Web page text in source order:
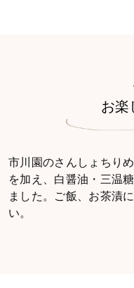
お楽
市川園のさんしょちり
を加え、白醤油・三温
ました。ご飯、お茶漬
い。